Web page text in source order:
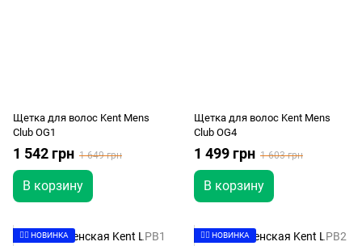
Щетка для волос Kent Mens
Club OG1
1 542 грн 1 649 грн
В корзину
Щетка для волос Kent Mens
Club OG4
1 499 грн 1 603 грн
В корзину
👉🏻 НОВИНКА 👉🏻 НОВИНКА